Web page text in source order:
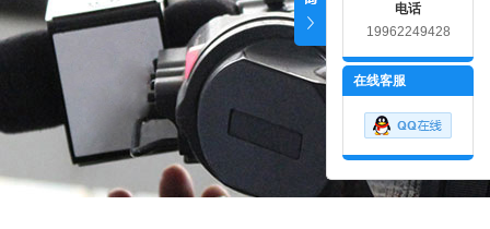
电话
19962249428
在线客服